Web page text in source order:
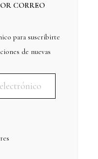
CORREO
para suscribirte
de nuevas